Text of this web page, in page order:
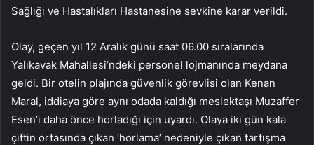
Sağlığı ve Hastalıkları Hastanesine sevkine karar verildi.
Olay, geçen yıl 12 Aralık günü saat 06.00 sıralarında
Yalıkavak Mahallesi’ndeki personel lojmanında meydana
geldi. Bir otelin plajında ​​güvenlik görevlisi olan Kenan
Maral, iddiaya göre aynı odada kaldığı meslektaşı Muzaffer
Esen’i daha önce horladığı için uyardı. Olaya iki gün kala
çiftin ortasında çıkan ‘horlama’ nedeniyle çıkan tartışma